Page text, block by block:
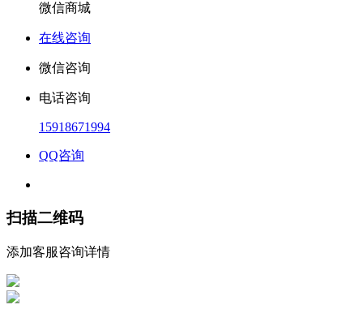
微信商城
在线咨询
微信咨询
电话咨询
15918671994
QQ咨询
扫描二维码
添加客服咨询详情